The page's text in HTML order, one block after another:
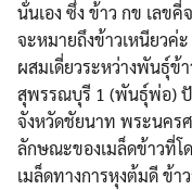
นั่นเอง ซึ่ง ข้าว กข เลขคี่
จะหมายถึงข้าวเหนียวค่
ผสมเดี่ยวระหว่างพันธ์ุ
สุพรรณบุรี 1 (พันธ์ุพ่อ)
จังหวัดชัยนาท พระนคร
ลักษณะของเมล็ดข้าวที่โ
เมล็ดทางการหุงต้มดี ข้า